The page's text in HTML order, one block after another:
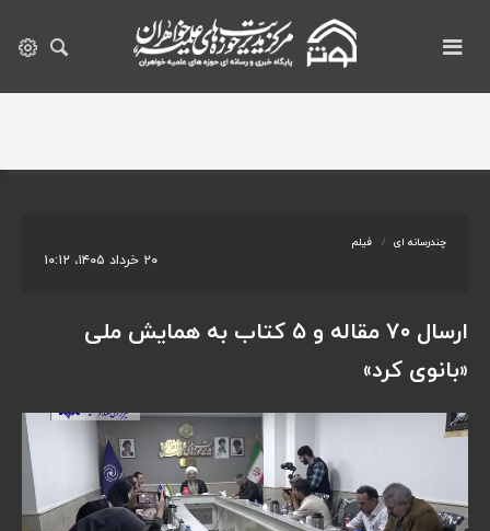
چندرسانه ای فیلم
۲۰ خرداد ۱۴۰۵، ۱۰:۱۲
ارسال ۷۰ مقاله و ۵ کتاب به همایش ملی
«بانوی کرد»